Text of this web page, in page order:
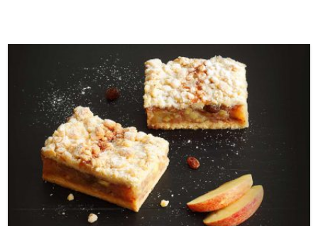
BROTWAY
VORBESTELLUNG
NEWS
KARRIERE
VIDEOS